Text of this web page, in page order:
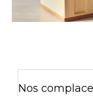
Nos